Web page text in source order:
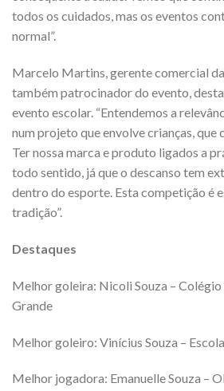
todos os cuidados, mas os eventos
normal”.
Marcelo Martins, gerente comercial
também patrocinador do evento,
evento escolar. “Entendemos a
num projeto que envolve crianças, que
Ter nossa marca e produto ligados a
todo sentido, já que o descanso tem
dentro do esporte. Esta competição é
tradição”.
Destaques
Melhor goleira: Nicoli Souza –
Grande
Melhor goleiro: Vinícius Souza –
Melhor jogadora: Emanuelle Souza –